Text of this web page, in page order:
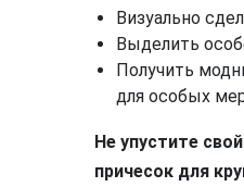
Визуально
Выделить
Получить
для особых
Не упустите
причесок для